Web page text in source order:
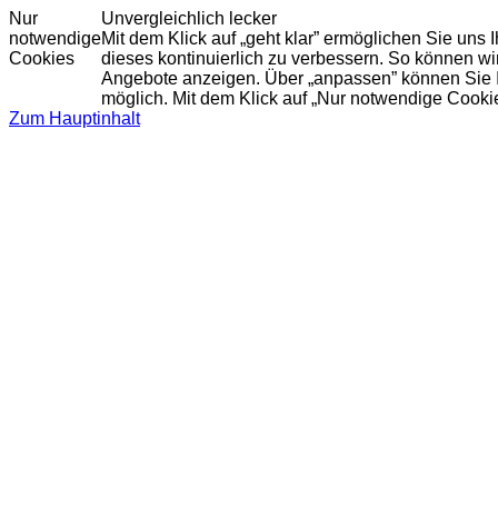
Nur
notwendige
Cookies
Unvergleichlich lecker
Mit dem Klick auf „geht klar” ermöglichen Sie
dieses kontinuierlich zu verbessern. So können
Angebote anzeigen. Über „anpassen” können
möglich. Mit dem Klick auf „Nur notwendige
Zum Hauptinhalt